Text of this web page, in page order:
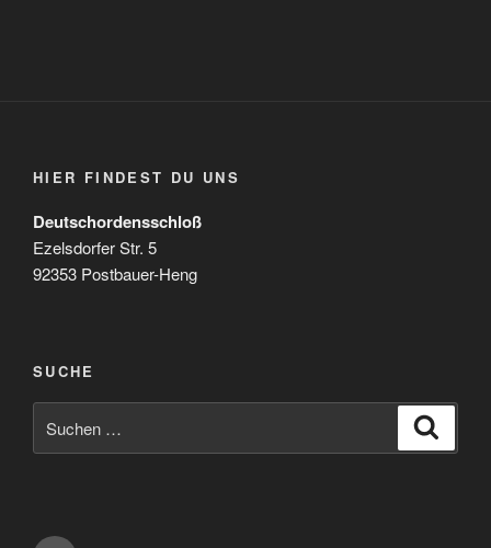
HIER FINDEST DU UNS
Deutschordensschloß
Ezelsdorfer Str. 5
92353 Postbauer-Heng
SUCHE
nach: